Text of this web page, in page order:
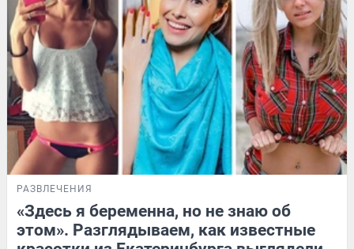
РАЗВЛЕЧЕНИЯ
«Здесь я беременна, но не знаю об
этом». Разглядываем, как известные